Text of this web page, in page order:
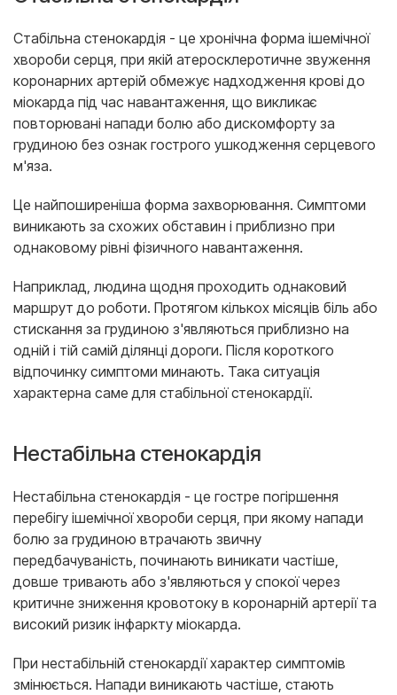
Стабільна стенокардія - це хронічна форма ішемічної
хвороби серця, при якій атеросклеротичне звуження
коронарних артерій обмежує надходження крові до
міокарда під час навантаження, що викликає
повторювані напади болю або дискомфорту за
грудиною без ознак гострого ушкодження серцевого
м'яза.
Це найпоширеніша форма захворювання. Симптоми
виникають за схожих обставин і приблизно при
однаковому рівні фізичного навантаження.
Наприклад, людина щодня проходить однаковий
маршрут до роботи. Протягом кількох місяців біль або
стискання за грудиною з'являються приблизно на
одній і тій самій ділянці дороги. Після короткого
відпочинку симптоми минають. Така ситуація
характерна саме для стабільної стенокардії.
Нестабільна стенокардія
Нестабільна стенокардія - це гостре погіршення
перебігу ішемічної хвороби серця, при якому напади
болю за грудиною втрачають звичну
передбачуваність, починають виникати частіше,
довше тривають або з'являються у спокої через
критичне зниження кровотоку в коронарній артерії та
високий ризик інфаркту міокарда.
При нестабільній стенокардії характер симптомів
змінюється. Напади виникають частіше, стають